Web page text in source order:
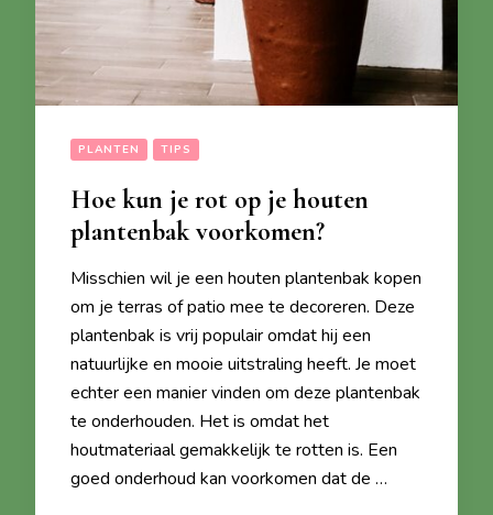
PLANTEN TIPS
Hoe kun je rot op je houten
plantenbak voorkomen?
Misschien wil je een houten plantenbak kopen
om je terras of patio mee te decoreren. Deze
plantenbak is vrij populair omdat hij een
natuurlijke en mooie uitstraling heeft. Je moet
echter een manier vinden om deze plantenbak
te onderhouden. Het is omdat het
houtmateriaal gemakkelijk te rotten is. Een
goed onderhoud kan voorkomen dat de …